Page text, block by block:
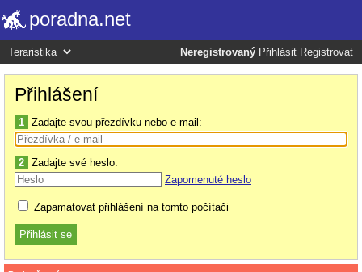
poradna.net
Neregistrovaný Přihlásit Registrovat
Přihlášení
1 Zadajte svou přezdívku nebo e-mail:
2 Zadajte své heslo:
Zapomenuté heslo
Zapamatovat přihlášení na tomto počítači